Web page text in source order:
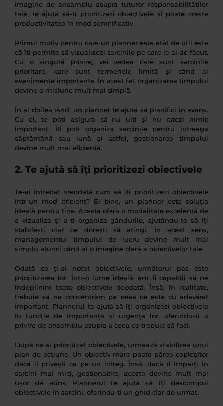
imagine de ansamblu asupra tuturor responsabilităților
tale, te ajută să-ți prioritizezi obiectivele și poate crește
productivitatea în mod semnificativ.
Primul motiv pentru care un planner este atât de util este
că îți permite să vizualizezi sarcinile pe care le ai de făcut.
Cu o singură privire, vei vedea care sunt sarcinile
prioritare, care sunt termenele limită și când ai
evenimente importante. În acest fel, organizarea timpului
devine o misiune mult mai simplă.
În al doilea rând, un planner te ajută să planifici în avans.
Cu el, te poți asigura că nu uiți și nu ratezi nimic
important. Îți poți organiza sarcinile pentru întreaga
săptămână sau lună și astfel, gestionarea timpului
devine mult mai eficientă.
2. Te ajută să îți prioritizezi obiectivele
Te-ai întrebat vreodată cum să îți prioritizezi obiectivele
într-un mod eficient? Ei bine, un planner este soluția
ideală pentru tine. Acesta oferă o modalitate excelentă de
a vizualiza și a-ți organiza gândurile, ajutându-te să îți
stabilești clar ce dorești să atingi. În acest sens,
managementul timpului de lucru devine mult mai
simplu atunci când ai o imagine clară a obiectivelor tale.
Odată ce ți-ai notat obiectivele, următorul pas este
prioritizarea lor. Într-o lume ideală, am fi capabili să ne
îndeplinim toate obiectivele deodată. Însă, în realitate,
trebuie să ne concentrăm pe ceea ce este cu adevărat
important. Plannerul te ajută să îți organizezi obiectivele
în funcție de importanța și urgența lor, oferindu-ți o
privire de ansamblu asupra a ceea ce trebuie să faci.
După ce ai prioritizat obiectivele, urmează stabilirea unui
plan de acțiune. Un obiectiv mare poate părea copleșitor
dacă îl privești ca pe un întreg. Însă, dacă îl împarți în
sarcini mai mici, gestionabile, acesta devine mult mai
ușor de atins. Plannerul te ajută să îți descompui
obiectivele în sarcini, oferindu-ți un ghid clar de urmat.